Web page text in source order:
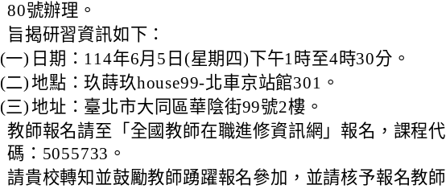
80號辦理。
旨揭研習資訊如下：
(一) 日期：114年6月5日(星期四)下午1時至4時30分。
(二)地點：玖蒔玖house99-北車京站館301。
(三)地址：臺北市大同區華陰街99號2樓。
教師報名請至「全國教師在職進修資訊網」報名，課程代
碼：5055733。
請貴校轉知並鼓勵教師踴躍報名參加，並請核予報名教